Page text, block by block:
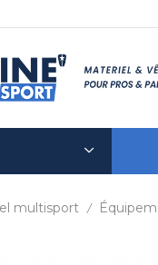
multisport /